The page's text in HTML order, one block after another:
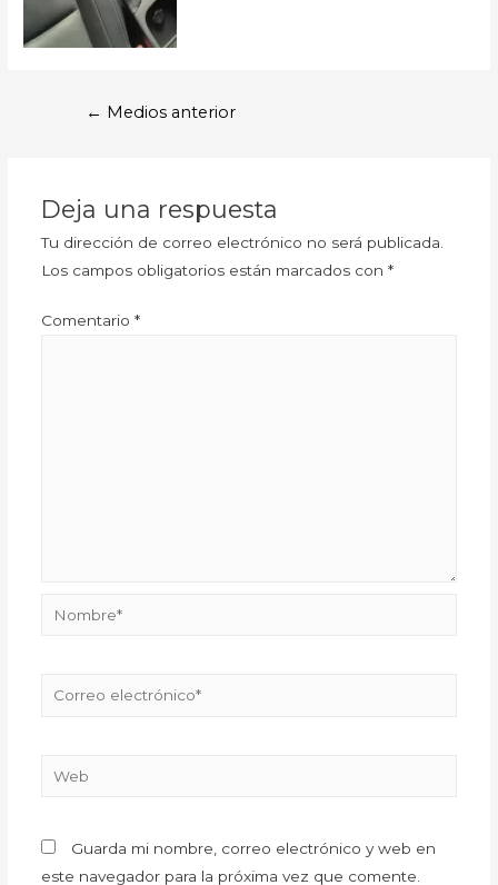
← Medios anterior
Deja una respuesta
Tu dirección de correo electrónico no será publicada.
Los campos obligatorios están marcados con *
Comentario *
Guarda mi nombre, correo electrónico y web en
este navegador para la próxima vez que comente.